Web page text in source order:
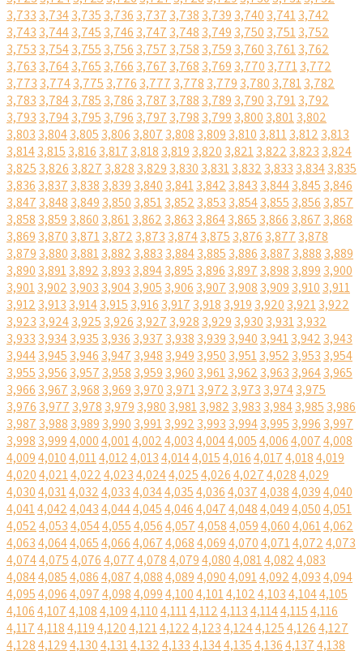
3,733 3,7343,735 3,736 3,737 3,738 3,739 3,740 3,7413,742
3,743 3,7443,745 3,746 3,747 3,748 3,749 3,750 3,7513,752
3,753 3,7543,755 3,756 3,757 3,758 3,759 3,760 3,7613,762
3,763 3,7643,765 3,766 3,767 3,768 3,769 3,770 3,7713,772
3,773 3,7743,775 3,776 3,777 3,778 3,779 3,780 3,7813,782
3,783 3,7843,785 3,786 3,787 3,788 3,789 3,790 3,7913,792
3,793 3,7943,795 3,796 3,797 3,798 3,799 3,800 3,8013,802
3,803 3,8043,805 3,806 3,807 3,808 3,809 3,810 3,8113,812 3,813
3,8143,815 3,816 3,817 3,818 3,819 3,820 3,8213,822 3,823 3,824
3,825 3,826 3,827 3,828 3,829 3,830 3,8313,832 3,833 3,8343,835
3,836 3,837 3,838 3,839 3,840 3,8413,842 3,843 3,8443,845 3,846
3,847 3,848 3,849 3,850 3,8513,852 3,853 3,8543,855 3,856 3,857
3,858 3,859 3,860 3,8613,862 3,863 3,8643,865 3,866 3,867 3,868
3,869 3,870 3,8713,872 3,873 3,8743,875 3,876 3,877 3,878
3,879 3,880 3,8813,882 3,883 3,8843,885 3,886 3,887 3,888 3,889
3,890 3,8913,892 3,893 3,8943,895 3,896 3,897 3,898 3,899 3,900
3,9013,902 3,903 3,9043,905 3,906 3,907 3,908 3,909 3,910 3,911
3,912 3,913 3,9143,915 3,916 3,917 3,918 3,919 3,920 3,9213,922
3,923 3,9243,925 3,926 3,927 3,928 3,929 3,930 3,9313,932
3,933 3,9343,935 3,936 3,937 3,938 3,939 3,940 3,9413,942 3,943
3,9443,945 3,946 3,947 3,948 3,949 3,950 3,9513,952 3,953 3,954
3,955 3,956 3,957 3,958 3,959 3,960 3,9613,962 3,963 3,9643,965
3,966 3,967 3,968 3,969 3,970 3,9713,972 3,973 3,9743,975
3,976 3,977 3,978 3,979 3,980 3,9813,982 3,983 3,9843,985 3,986
3,987 3,988 3,989 3,990 3,9913,992 3,993 3,9943,995 3,996 3,997
3,998 3,9994,0004,0014,0024,0034,0044,0054,0064,0074,008
4,0094,0104,0114,0124,0134,0144,0154,0164,0174,0184,019
4,0204,0214,0224,0234,0244,0254,0264,0274,0284,029
4,0304,0314,0324,0334,0344,0354,0364,0374,0384,0394,040
4,0414,0424,0434,0444,0454,0464,0474,0484,0494,0504,051
4,0524,0534,0544,0554,0564,0574,0584,0594,0604,0614,062
4,0634,0644,0654,0664,0674,0684,0694,0704,0714,0724,073
4,0744,0754,0764,0774,0784,0794,0804,0814,0824,083
4,0844,0854,0864,0874,0884,0894,0904,0914,0924,0934,094
4,0954,0964,0974,0984,0994,1004,1014,1024,1034,1044,105
4,1064,1074,1084,1094,1104,1114,1124,1134,1144,1154,116
4,1174,1184,1194,1204,1214,1224,1234,1244,1254,1264,127
4,1284,1294,1304,1314,1324,1334,1344,1354,1364,1374,138